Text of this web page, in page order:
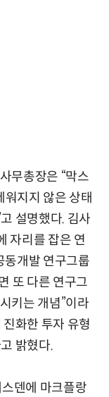
무총장은 “막스
지지 않은 상태
설명했다. 김사
자리를 잡은 연
동개발 연구그룹
또 다른 연구그
키는 개념”이라
화한 투자 유형
밝혔다.
덴에 마크플랑